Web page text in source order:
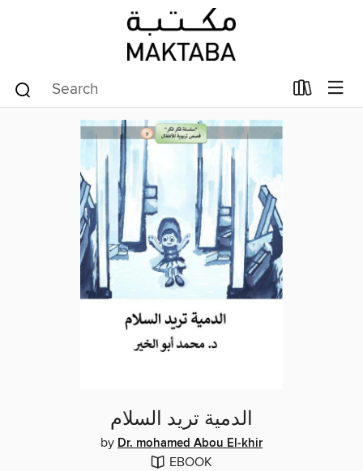
الدمية تريد السلام
by Dr. mohamed Abou El-khir
EBOOK